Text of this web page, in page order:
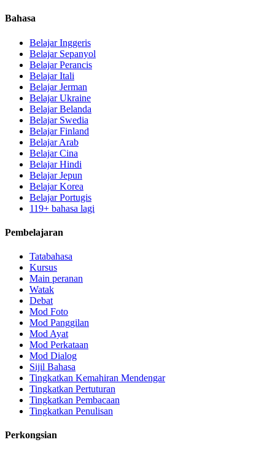
Bahasa
Belajar Inggeris
Belajar Sepanyol
Belajar Perancis
Belajar Itali
Belajar Jerman
Belajar Ukraine
Belajar Belanda
Belajar Swedia
Belajar Finland
Belajar Arab
Belajar Cina
Belajar Hindi
Belajar Jepun
Belajar Korea
Belajar Portugis
119+ bahasa lagi
Pembelajaran
Tatabahasa
Kursus
Main peranan
Watak
Debat
Mod Foto
Mod Panggilan
Mod Ayat
Mod Perkataan
Mod Dialog
Sijil Bahasa
Tingkatkan Kemahiran Mendengar
Tingkatkan Pertuturan
Tingkatkan Pembacaan
Tingkatkan Penulisan
Perkongsian